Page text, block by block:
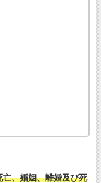
亡、婚姻、離婚及び死